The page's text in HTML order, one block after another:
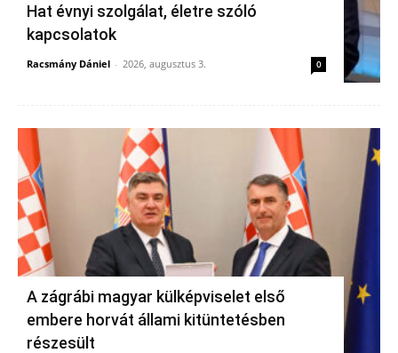
Hat évnyi szolgálat, életre szóló
kapcsolatok
Racsmány Dániel - 2026, augusztus 3. 0
A zágrábi magyar külképviselet első
embere horvát állami kitüntetésben
részesült